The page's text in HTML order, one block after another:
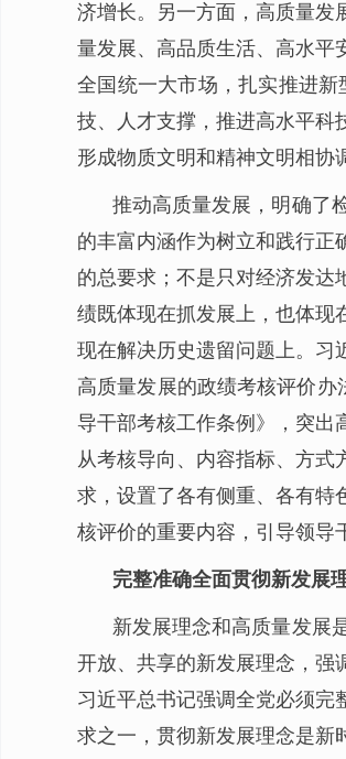
济增长。另一方面，高质量发
量发展、高品质生活、高水平
全国统一大市场，扎实推进
技、人才支撑，推进高水平科
形成物质文明和精神文明相协
推动高质量发展，明确了
的丰富内涵作为树立和践行正
的总要求；不是只对经济发达
绩既体现在抓发展上，也体现
现在解决历史遗留问题上。习
高质量发展的政绩考核评价
导干部考核工作条例》，突出
从考核导向、内容指标、方式
求，设置了各有侧重、各有特
核评价的重要内容，引导领导
完整准确全面贯彻新发展
新发展理念和高质量发展
开放、共享的新发展理念，强
习近平总书记强调全党必须完
求之一，贯彻新发展理念是新